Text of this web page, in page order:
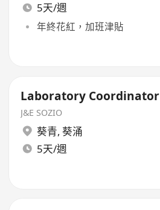
5天/週
年終花紅，加班津貼
Laboratory Coordinator
J&E SOZIO
葵青, 葵涌
5天/週